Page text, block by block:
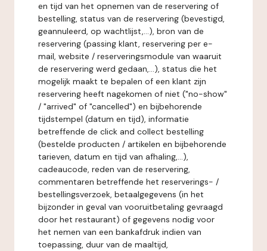
en tijd van het opnemen van de reservering of
bestelling, status van de reservering (bevestigd,
geannuleerd, op wachtlijst,...), bron van de
reservering (passing klant, reservering per e-
mail, website / reserveringsmodule van waaruit
de reservering werd gedaan,...), status die het
mogelijk maakt te bepalen of een klant zijn
reservering heeft nagekomen of niet ("no-show"
/ "arrived" of "cancelled") en bijbehorende
tijdstempel (datum en tijd), informatie
betreffende de click and collect bestelling
(bestelde producten / artikelen en bijbehorende
tarieven, datum en tijd van afhaling,...),
cadeaucode, reden van de reservering,
commentaren betreffende het reserverings- /
bestellingsverzoek, betaalgegevens (in het
bijzonder in geval van vooruitbetaling gevraagd
door het restaurant) of gegevens nodig voor
het nemen van een bankafdruk indien van
toepassing, duur van de maaltijd,